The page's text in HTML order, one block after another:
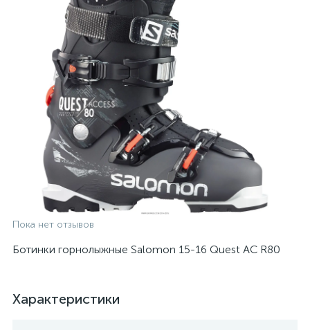
Пока нет отзывов
Ботинки горнолыжные Salomon 15-16 Quest AC R80
Характеристики